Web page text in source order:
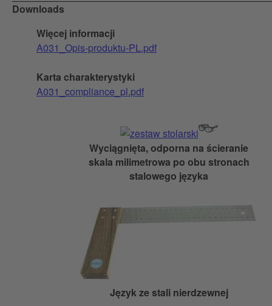
Downloads
Więcej informacji
A031_Opis-produktu-PL.pdf
Karta charakterystyki
A031_compliance_pl.pdf
Wyciągnięta, odporna na ścieranie
skala milimetrowa po obu stronach
stalowego języka
Język ze stali nierdzewnej